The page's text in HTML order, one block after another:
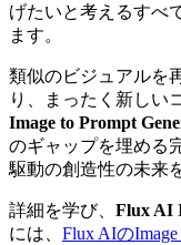
げたいと考えるすべ
ます。
類似のビジュアルを
り、まったく新しい
Image to Prompt
のギャップを埋める
駆動の創造性の未来
詳細を学び、 Flux AI
には、 Flux AIのImage